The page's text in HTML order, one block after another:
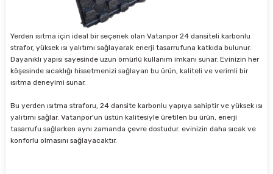
Yerden ısıtma için ideal bir seçenek olan Vatanpor 24 dansiteli karbonlu
strafor, yüksek ısı yalıtımı sağlayarak enerji tasarrufuna katkıda bulunur.
Dayanıklı yapısı sayesinde uzun ömürlü kullanım imkanı sunar. Evinizin her
köşesinde sıcaklığı hissetmenizi sağlayan bu ürün, kaliteli ve verimli bir
ısıtma deneyimi sunar.
Bu yerden ısıtma straforu, 24 dansite karbonlu yapıya sahiptir ve yüksek ısı
yalıtımı sağlar. Vatanpor'un üstün kalitesiyle üretilen bu ürün, enerji
tasarrufu sağlarken aynı zamanda çevre dostudur. evinizin daha sıcak ve
konforlu olmasını sağlayacaktır.